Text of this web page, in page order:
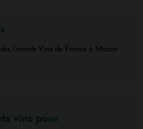
Grands Vins de France à Macon
vins pour